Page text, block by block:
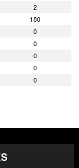
2
180
0
0
0
0
0